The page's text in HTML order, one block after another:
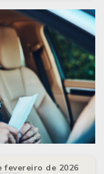
fevereiro de 2026